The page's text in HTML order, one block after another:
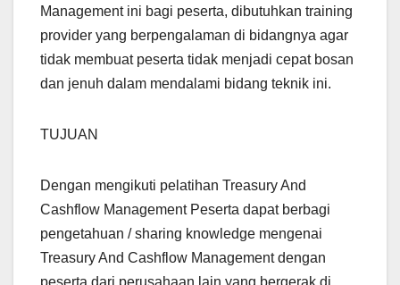
Management ini bagi peserta, dibutuhkan training
provider yang berpengalaman di bidangnya agar
tidak membuat peserta tidak menjadi cepat bosan
dan jenuh dalam mendalami bidang teknik ini.
TUJUAN
Dengan mengikuti pelatihan Treasury And
Cashflow Management Peserta dapat berbagi
pengetahuan / sharing knowledge mengenai
Treasury And Cashflow Management dengan